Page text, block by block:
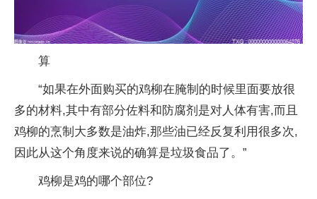
算
“如果在外面购买的鸡柳在腌制的时候里面要放很
多的材料,其中有部分佐料和防腐剂是对人体有害,而且
鸡柳的烹制大多数是油炸,那些油已经反复利用很多次,
因此从这个角度来说的确算是垃圾食品了。”
鸡柳是鸡的哪个部位?